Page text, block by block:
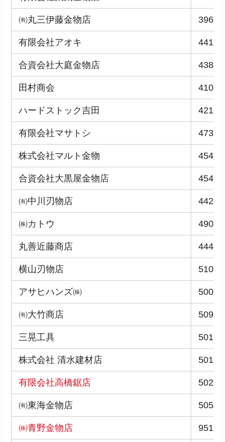
㈲丸三伊藤金物店 396-
有限会社アオキ 441-
合資会社大庭金物店 438-
田村商会 410-
ハードストック吉田 421-
有限会社マサトシ 473-
株式会社マルト金物 454-
合資会社大黒屋金物店 454-
㈲中川刃物店 442-
㈱カトウ 490-
丸善近藤商店 444-
横山刃物店 510-
アサヒハンズ㈱ 500-
㈲大竹商店 509-
三晃工具 501-
株式会社 清水建材店 501-
有限会社高橋鋸店 502-
㈲東海金物店 505-
㈱青野金物店 951-